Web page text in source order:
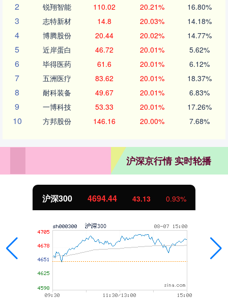
2 锐翔智能 110.02 20.21% 16.80%
3 志特新材 14.8 20.03% 14.18%
4 博腾股份 20.44 20.02% 14.77%
5 近岸蛋白 46.72 20.01% 5.62%
6 毕得医药 61.6 20.01% 6.12%
7 五洲医疗 83.62 20.01% 18.37%
8 耐科装备 49.67 20.01% 6.83%
9 一博科技 53.33 20.01% 17.26%
10 方邦股份 146.16 20.00% 7.68%
沪深京行情 实时轮播
沪深300 4694.44 43.13 0.93%